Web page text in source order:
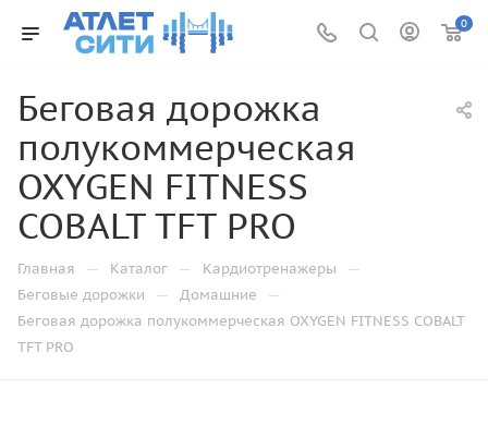
0
Беговая дорожка
полукоммерческая
OXYGEN FITNESS
COBALT TFT PRO
Главная — Каталог — Кардиотренажеры —
Беговые дорожки — Домашние —
Беговая дорожка полукоммерческая OXYGEN FITNESS COBALT
TFT PRO